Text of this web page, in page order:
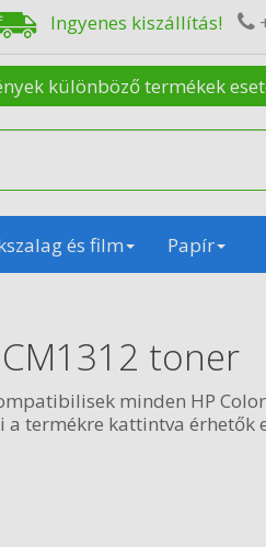
Ingyenes kiszállítás!
különböző termékek
és film Papír
toner
minden HP
termékre kattintva érhetők